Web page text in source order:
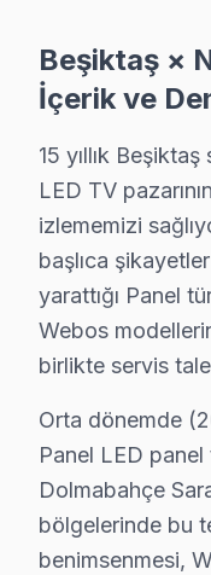
Beşiktaş
· Beşiktaş Sony
· Beşiktaş Philips
· Beşiktaş Hi-
· Beşiktaş
· Beşiktaş
· Beşiktaş LG
· Beşiktaş
· Beşiktaş
Beşiktaş'de
Beşiktaş'de
Beşiktaş ×
İçerik ve
15 yıllık
LED TV
izlememizi
başlıca
yarattığı Panel
Webos
birlikte servis
Orta dönemde
Panel LED panel
Dolmabahçe
bölgelerinde bu
benimsenmesi,